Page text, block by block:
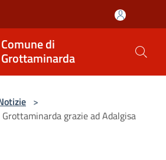
Comune di
Grottaminarda
>
grazie ad Adalgisa